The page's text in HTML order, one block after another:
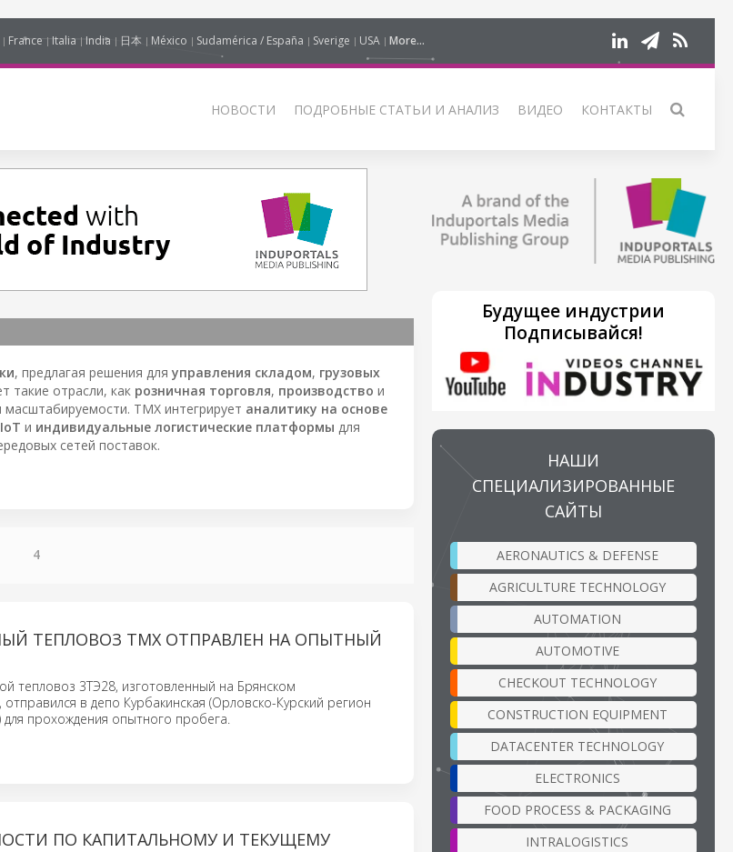
France Italia India 日本 México Sudamérica / España Sverige USA More...
НОВОСТИ ПОДРОБНЫЕ СТАТЬИ И АНАЛИЗ ВИДЕО КОНТАКТЫ
, предлагая решения для управления складом, грузовых
такие отрасли, как розничная торговля, производство и
TMX интегрирует аналитику на основе
и индивидуальные логистические платформы для
сетей поставок.
4
ТЕПЛОВОЗ ТМХ ОТПРАВЛЕН НА ОПЫТНЫЙ
тепловоз 3ТЭ28, изготовленный на Брянском
в депо Курбакинская (Орловско-Курский регион
прохождения опытного пробега.
ПО КАПИТАЛЬНОМУ И ТЕКУЩЕМУ
Будущее индустрии
Подписывайся!
НАШИ
СПЕЦИАЛИЗИРОВАННЫЕ
САЙТЫ
AERONAUTICS & DEFENSE
AGRICULTURE TECHNOLOGY
AUTOMATION
AUTOMOTIVE
CHECKOUT TECHNOLOGY
CONSTRUCTION EQUIPMENT
DATACENTER TECHNOLOGY
ELECTRONICS
FOOD PROCESS & PACKAGING
INTRALOGISTICS